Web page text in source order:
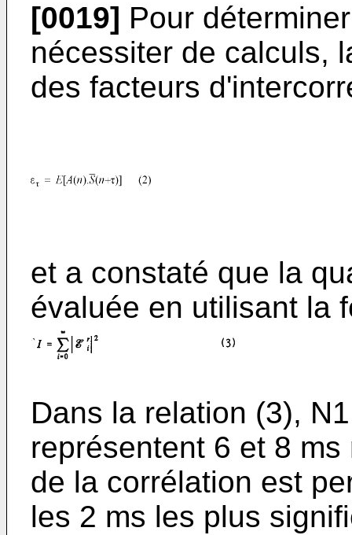
[0019] Pour
nécessiter de calculs,
des facteurs
et a constaté que la
évaluée en utilisant la
Dans la relation (3),
représentent 6 et 8
de la corrélation est
les 2 ms les plus